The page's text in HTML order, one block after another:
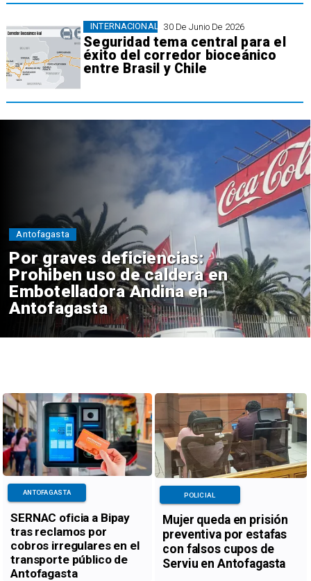
30 De Junio De 2026
Seguridad tema central para el
éxito del corredor bioceánico
entre Brasil y Chile
INTERNACIONAL
Por graves deficiencias:
Prohiben uso de caldera en
Embotelladora Andina en
Antofagasta
Antofagasta
SERNAC oficia a Bipay
tras reclamos por
cobros irregulares en el
transporte público de
Antofagasta
ANTOFAGASTA
Mujer queda en prisión
preventiva por estafas
con falsos cupos de
Serviu en Antofagasta
POLICIAL